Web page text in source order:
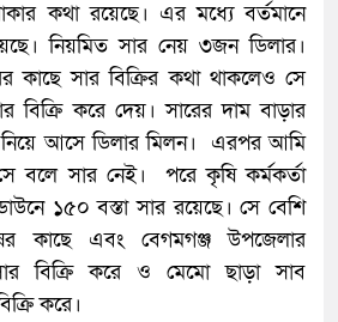
কথা রয়েছে। এর মধ্যে বর্তমানে
নিয়মিত সার নেয় ৩জন ডিলার।
কাছে সার বিক্রির কথা থাকলেও সে
বিক্রি করে দেয়। সারের দাম বাড়ার
আসে ডিলার মিলন। এরপর আমি
বলে সার নেই। পরে কৃষি কর্মকর্তা
১৫০ বস্তা সার রয়েছে। সে বেশি
কাছে এবং বেগমগঞ্জ উপজেলার
বিক্রি করে ও মেমো ছাড়া সাব
করে।